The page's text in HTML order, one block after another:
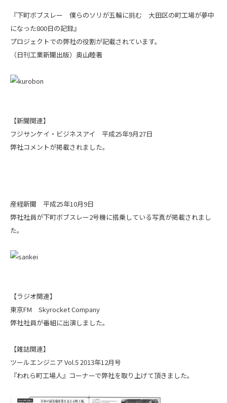
『下町ボブスレー 僕らのソリが五輪に挑む 大田区の町工場が夢中
になった800日の記録』
プロジェクトでの弊社の役割が記載されています。
（日刊工業新聞出版）奥山睦著
【新聞関連】
フジサンケイ・ビジネスアイ 平成25年9月27日
弊社コメントが掲載されました。
産経新聞 平成25年10月9日
弊社社員が下町ボブスレー2号機に搭乗している写真が掲載されまし
た。
【ラジオ関連】
東京FM Skyrocket Company
弊社社員が番組に出演しました。
【雑誌関連】
ツールエンジニア Vol.5 2013年12月号
『われら町工場人』コーナーで弊社を取り上げて頂きました。